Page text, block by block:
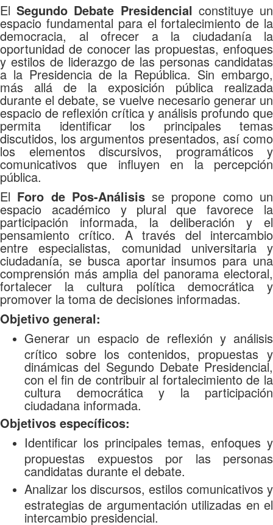
ElSegundo Debate Presidencial constituye un
espacio fundamental para el fortalecimiento de la
democracia, al ofrecer a la ciudadanía la
oportunidad de conocer las propuestas, enfoques
y estilos de liderazgo de las personas candidatas
a la Presidencia de la República. Sin embargo,
más allá de la exposición pública realizada
durante el debate, se vuelve necesario generar un
espacio de reflexión crítica y análisis profundo que
permita identificar los principales temas
discutidos, los argumentos presentados, así como
los elementos discursivos, programáticos y
comunicativos que influyen en la percepción
pública.
El Foro de Pos-Análisisse propone como un
espacio académico y plural que favorece la
participación informada, la deliberación y el
pensamiento crítico. A través del intercambio
entre especialistas, comunidad universitaria y
ciudadanía, se busca aportar insumos para una
comprensión más amplia del panorama electoral,
fortalecer la cultura política democrática y
promover la toma de decisiones informadas.
Objetivo general:
Generar un espacio de reflexión y análisis
crítico sobre los contenidos, propuestas y
dinámicas del Segundo Debate Presidencial,
con el fin de contribuir al fortalecimiento de la
cultura democrática y la participación
ciudadana informada.
Objetivos específicos:
Identificar los principales temas, enfoques y
propuestas expuestos por las personas
candidatas durante el debate.
Analizar los discursos, estilos comunicativos y
estrategias de argumentación utilizadas en el
intercambio presidencial.